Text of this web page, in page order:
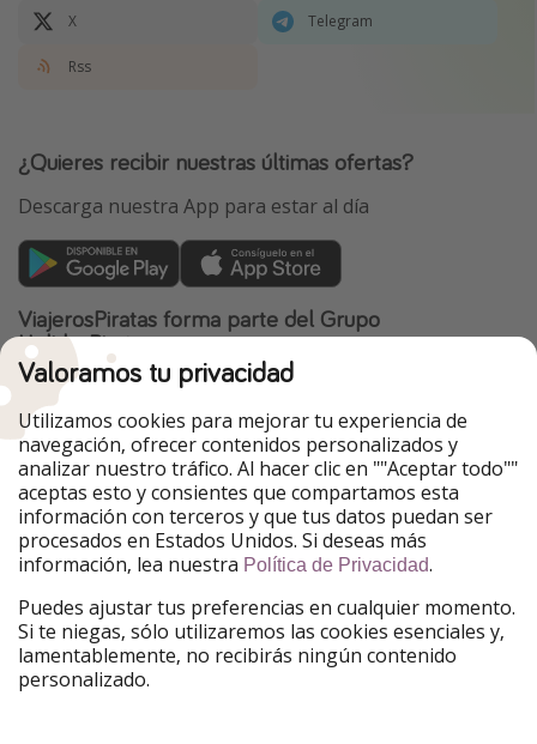
X Telegram
Rss
¿Quieres recibir nuestras últimas ofertas?
Descarga nuestra App para estar al día
ViajerosPiratas forma parte del Grupo
HolidayPirates
Nuestros mercados
PiratinViaggio
HolidayPirates
VakantiePiraten
WakacyjniPiraci
VoyagesPirates
Ferienpiraten
Urlaubspiraten
Urlaubspiraten
TravelPirates
Nuestro grupo
HolidayPirates Group
Conócenos mejor
Sobre ViajerosPiratas
Información legal
Valoramos tu privacidad
Utilizamos cookies para mejorar tu experiencia de
navegación, ofrecer contenidos personalizados y
analizar nuestro tráfico. Al hacer clic en ""Aceptar todo""
aceptas esto y consientes que compartamos esta
información con terceros y que tus datos puedan ser
procesados en Estados Unidos. Si deseas más
información, lea nuestra Política de Privacidad.
Puedes ajustar tus preferencias en cualquier momento.
Si te niegas, sólo utilizaremos las cookies esenciales y,
lamentablemente, no recibirás ningún contenido
personalizado.